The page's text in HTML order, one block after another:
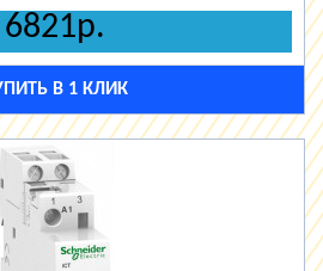
6821р.
В 1 КЛИК